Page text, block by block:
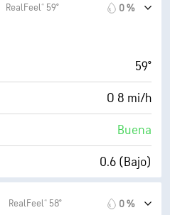
51° F
4 (Opaco)
83 %
10 mi
RealFeel® 59° 0 %
59°
O 8 mi/h
Buena
0.6 (Bajo)
RealFeel® 58° 0 %